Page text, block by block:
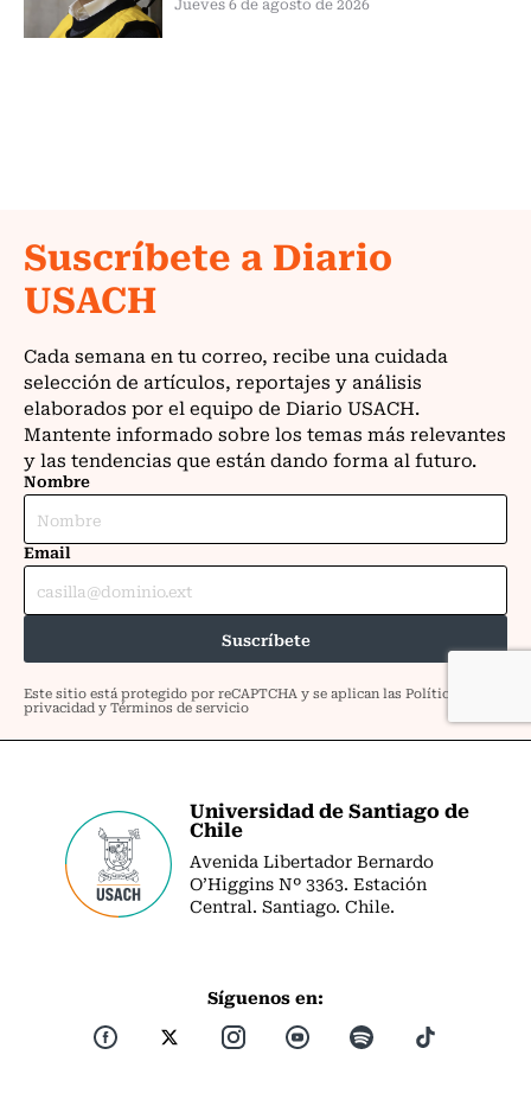
Universidad de Santiago de
Chile
Avenida Libertador Bernardo
O’Higgins Nº 3363. Estación
Central. Santiago. Chile.
Síguenos en: